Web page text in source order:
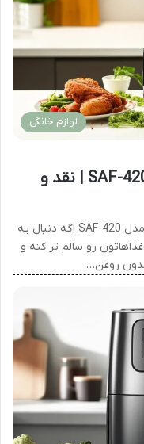
لوازم خانگی
سرخ کن بدون روغن سوناشی SAF-420 | نقد و
نقد و بررسی سرخ کن بدون روغن سوناشی مدل SAF-420 اگه دنبال یه
رو سالم تر کنه و
روغن…